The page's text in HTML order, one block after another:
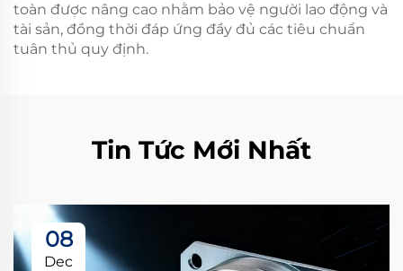
toàn được nâng cao nhằm bảo vệ người lao động và
tài sản, đồng thời đáp ứng đầy đủ các tiêu chuẩn
tuân thủ quy định.
Tin Tức Mới Nhất
08
Dec